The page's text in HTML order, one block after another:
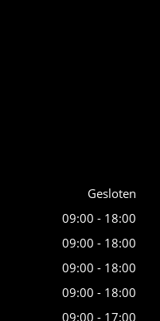
Gesloten
09:00 - 18:00
09:00 - 18:00
09:00 - 18:00
09:00 - 18:00
09:00 - 17:00